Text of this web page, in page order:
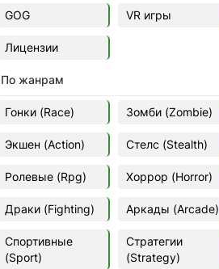
49.4 GB
Ghost of Tsushima: Director's Cut
v.1053.9.0623.1807 [Папка
Euro Truck Simulator 2 v.1.60.1.7s
[Папка игры] (2012)
37,77 Гб
Forza Horizon 5 v.688.044
[Папка игры] (2021)
2021
GOG VR игры
Лицензии
По жанрам
Гонки (Race) Зомби (Zombie)
Экшен (Action) Стелс (Stealth)
Ролевые (Rpg) Хоррор (Horror)
Драки (Fighting) Аркады (Arcade)
Спортивные
(Sport)
Стратегии
(Strategy)